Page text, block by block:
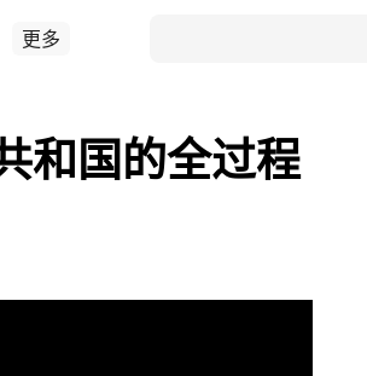
更多
和国的全过程